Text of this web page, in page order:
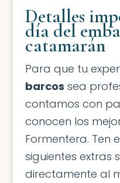
Detalles
día del
catamarán
Para que tu
barcos sea
contamos con
conocen los
Formentera. Ten
siguientes extras
directamente al